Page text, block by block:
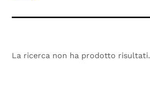
La ricerca non ha prodotto risultati.